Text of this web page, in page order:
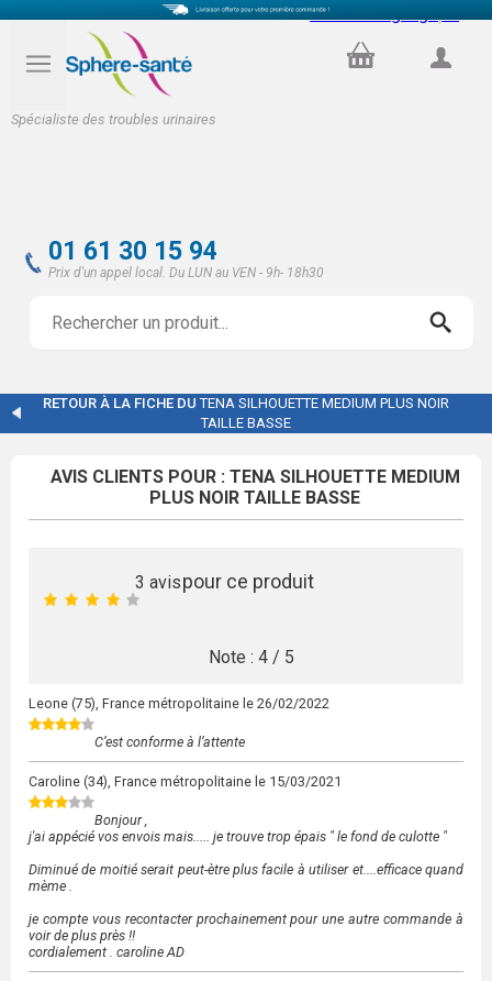
Spécialiste des troubles urinaires
Select Language
PANIER
01 61 30 15 94
Prix d'un appel local. Du LUN au VEN - 9h- 18h30
RETOUR À LA FICHE DUTENA SILHOUETTE MEDIUM PLUS NOIR
TAILLE BASSE
AVIS CLIENTS POUR : TENA SILHOUETTE MEDIUM
PLUS NOIR TAILLE BASSE
3 avispour ce produit
Note : 4/ 5
Leone (75), France métropolitaine le 26/02/2022
C’est conforme à l’attente
Caroline (34), France métropolitaine le 15/03/2021
Bonjour ,
j'ai appécié vos envois mais..... je trouve trop épais " le fond de culotte "
Diminué de moitié serait peut-ètre plus facile à utiliser et....efficace quand
mème .
je compte vous recontacter prochainement pour une autre commande à
voir de plus près !!
cordialement . caroline AD